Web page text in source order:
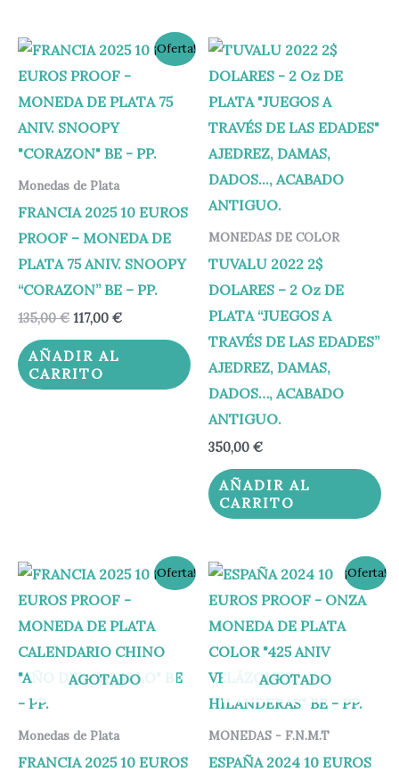
¡Oferta!
Monedas de Plata
FRANCIA 2025 10 EUROS
PROOF – MONEDA DE
PLATA 75 ANIV. SNOOPY
“CORAZON” BE – PP.
135,00€
El
precio
original
era:
135,00 €.
117,00 €
El
precio
actual
es:
117,00 €.
AÑADIR AL
CARRITO
MONEDAS DE COLOR
TUVALU 2022 2$
DOLARES – 2 Oz DE
PLATA “JUEGOS A
TRAVÉS DE LAS EDADES”
AJEDREZ, DAMAS,
DADOS…, ACABADO
ANTIGUO.
350,00 €
AÑADIR AL
CARRITO
¡Oferta!
AGOTADO
Monedas de Plata
FRANCIA 2025 10 EUROS
El
precio
original
era:
125,00 €.
El
precio
actual
es:
115,00 €.
¡Oferta!
AGOTADO
MONEDAS - F.N.M.T
ESPAÑA 2024 10 EUROS
El
precio
original
era:
153,00 €.
El
precio
actual
es:
147,95 €.